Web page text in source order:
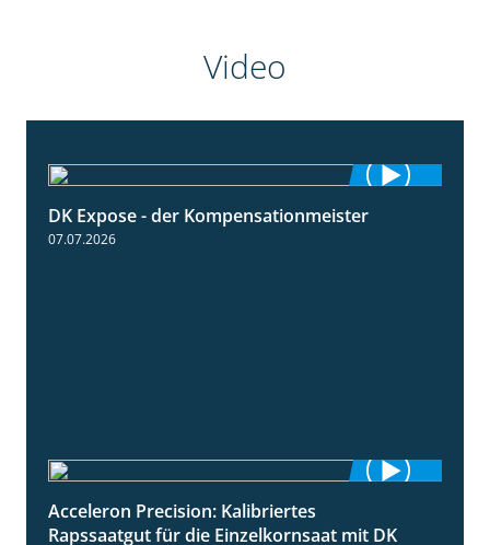
Video
DK Expose - der Kompensationmeister
07.07.2026
Acceleron Precision: Kalibriertes
Rapssaatgut für die Einzelkornsaat mit DK